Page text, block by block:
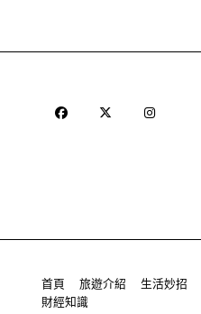
首頁 旅遊介紹 生活妙招
財經知識